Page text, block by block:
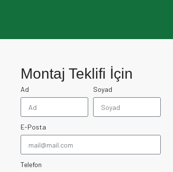
Montaj Teklifi İçin
Ad Soyad
E-Posta
Telefon